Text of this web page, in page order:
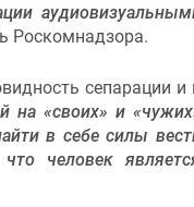
Роскомнадзора.
сепарации и
на «своих» и
в себе силы
человек